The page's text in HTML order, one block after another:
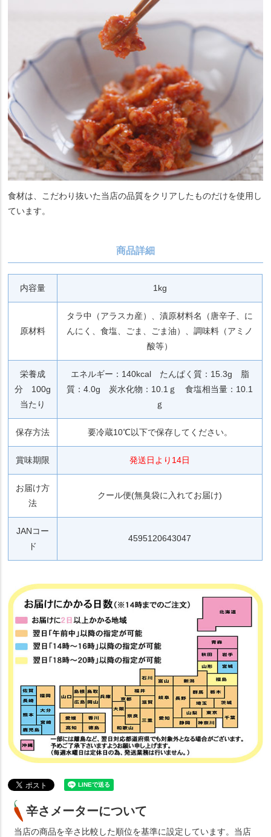
食材は、こだわり抜いた当店の品質をクリアしたものだけを使用し
ています。
商品詳細
内容量 1kg
原材料
タラ中（アラスカ産）、漬原材料名（唐辛子、に
んにく、食塩、ごま、ごま油）、調味料（アミノ
酸等）
栄養成
分 100g
当たり
エネルギー：140kcal たんぱく質：15.3g 脂
質：4.0g 炭水化物：10.1ｇ 食塩相当量：10.1
ｇ
保存方法 要冷蔵10℃以下で保存してください。
賞味期限 発送日より14日
お届け方
法
クール便(無臭袋に入れてお届け)
JANコー
ド
4595120643047
辛さメーターについて
当店の商品を辛さ比較した順位を基準に設定しています。当店